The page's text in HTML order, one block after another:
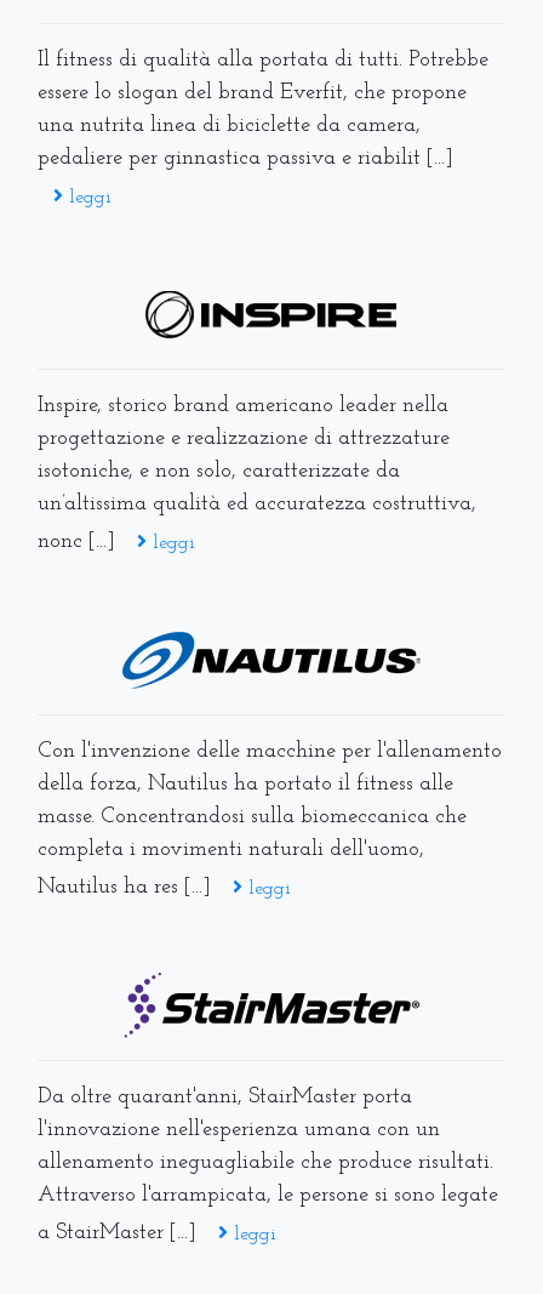
Il fitness di qualità alla portata di tutti. Potrebbe
essere lo slogan del brand Everfit, che propone
una nutrita linea di biciclette da camera,
pedaliere per ginnastica passiva e riabilit [...]
leggi
Inspire, storico brand americano leader nella
progettazione e realizzazione di attrezzature
isotoniche, e non solo, caratterizzate da
un’altissima qualità ed accuratezza costruttiva,
nonc [...]
leggi
Con l'invenzione delle macchine per l'allenamento
della forza, Nautilus ha portato il fitness alle
masse. Concentrandosi sulla biomeccanica che
completa i movimenti naturali dell'uomo,
Nautilus ha res [...]
leggi
Da oltre quarant'anni, StairMaster porta
l'innovazione nell'esperienza umana con un
allenamento ineguagliabile che produce risultati.
Attraverso l'arrampicata, le persone si sono legate
a StairMaster [...]
leggi